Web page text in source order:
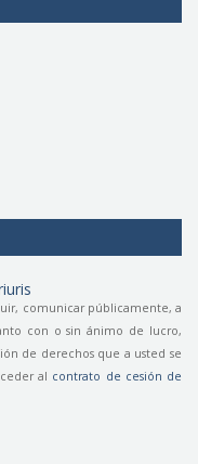
comunicar públicamente, a
con o sin ánimo de lucro,
de derechos que a usted se
al contrato de cesión de